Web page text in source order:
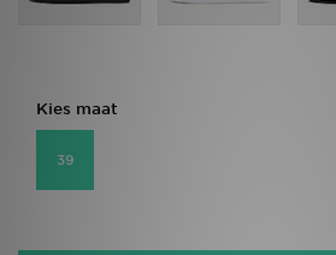
Kies maat
39
Vacatures